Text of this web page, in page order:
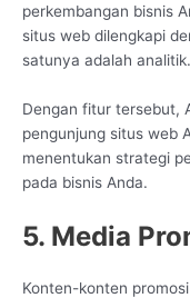
perkembangan bisnis
situs web dilengkapi
satunya adalah analitik.
Dengan fitur tersebut,
pengunjung situs web
menentukan strategi
pada bisnis Anda.
5. Media
Konten-konten